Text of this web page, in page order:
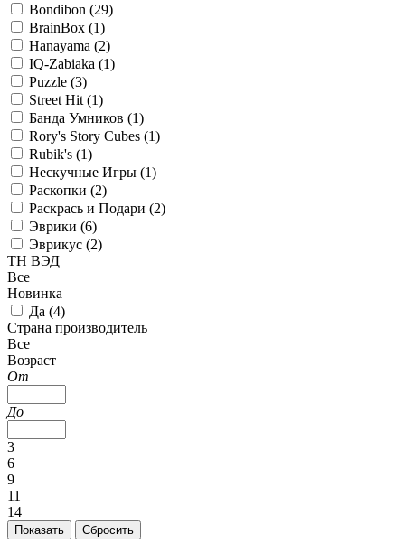
Bondibon (29)
BrainBox (1)
Hanayama (2)
IQ-Zabiaka (1)
Puzzle (3)
Street Hit (1)
Банда Умников (1)
Rory's Story Cubes (1)
Rubik's (1)
Нескучные Игры (1)
Раскопки (2)
Раскрась и Подари (2)
Эврики (6)
Эврикус (2)
ТН ВЭД
Все
Новинка
Да (4)
Страна производитель
Все
Возраст
От
До
3
6
9
11
14